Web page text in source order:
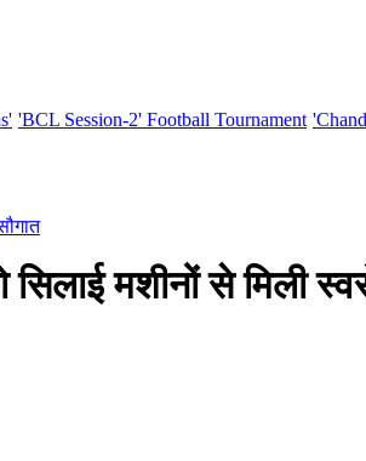
'BCL Session-2' Football Tournament
मशीनों से मिली